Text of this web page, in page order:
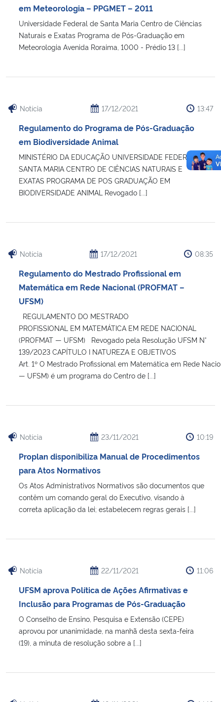
em Meteorologia – PPGMET – 2011
Universidade Federal de Santa Maria Centro de Ciências
Naturais e Exatas Programa de Pós-Graduação em
Meteorologia Avenida Roraima, 1000 - Prédio 13 [...]
Notícia 17/12/2021 13:47
Regulamento do Programa de Pós-Graduação
em Biodiversidade Animal
MINISTÉRIO DA EDUCAÇÃO UNIVERSIDADE FEDERAL DE
SANTA MARIA CENTRO DE CIÊNCIAS NATURAIS E
EXATAS PROGRAMA DE POS GRADUAÇÃO EM
BIODIVERSIDADE ANIMAL Revogado [...]
Notícia 17/12/2021 08:35
Regulamento do Mestrado Profissional em
Matemática em Rede Nacional (PROFMAT –
UFSM)
REGULAMENTO DO MESTRADO
PROFISSIONAL EM MATEMÁTICA EM REDE NACIONAL
(PROFMAT — UFSM) Revogado pela Resolução UFSM N°
139/2023 CAPÍTULO I NATUREZA E OBJETIVOS
Art. 1º O Mestrado Profissional em Matemática em Rede
— UFSM) é um programa do Centro de [...]
Notícia 23/11/2021 10:19
Proplan disponibiliza Manual de Procedimentos
para Atos Normativos
Os Atos Administrativos Normativos são documentos que
contêm um comando geral do Executivo, visando à
correta aplicação da lei; estabelecem regras gerais [...]
Notícia 22/11/2021 11:06
UFSM aprova Política de Ações Afirmativas e
Inclusão para Programas de Pós-Graduação
O Conselho de Ensino, Pesquisa e Extensão (CEPE)
aprovou por unanimidade, na manhã desta sexta-feira
(19), a minuta de resolução sobre a [...]